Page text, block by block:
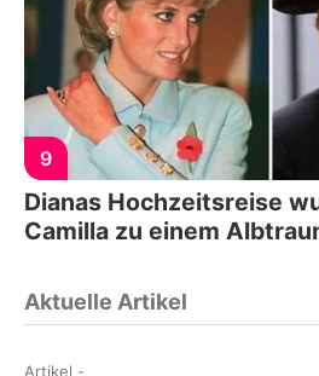
9
Dianas Hochzeitsreise
Camilla zu einem
Aktuelle Artikel
Artikel -